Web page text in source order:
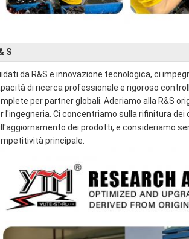
S
da R&S e innovazione tecnologica, ci
di ricerca professionale e rigoroso
per partner globali. Aderiamo alla R&S
l'ingegneria. Ci concentriamo sulla rifinitura
dei prodotti, e consideriamo
principale.